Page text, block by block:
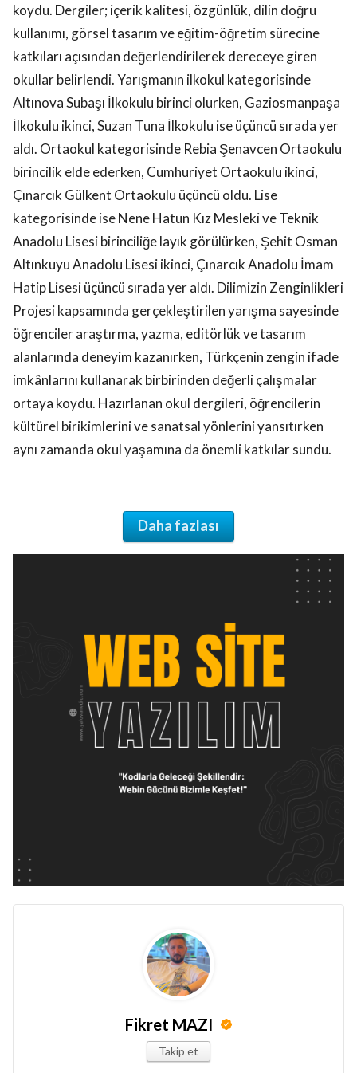
koydu. Dergiler; içerik kalitesi, özgünlük, dilin doğru
kullanımı, görsel tasarım ve eğitim-öğretim sürecine
katkıları açısından değerlendirilerek dereceye giren
okullar belirlendi. Yarışmanın ilkokul kategorisinde
Altınova Subaşı İlkokulu birinci olurken, Gaziosmanpaşa
İlkokulu ikinci, Suzan Tuna İlkokulu ise üçüncü sırada yer
aldı. Ortaokul kategorisinde Rebia Şenavcen Ortaokulu
birincilik elde ederken, Cumhuriyet Ortaokulu ikinci,
Çınarcık Gülkent Ortaokulu üçüncü oldu. Lise
kategorisinde ise Nene Hatun Kız Mesleki ve Teknik
Anadolu Lisesi birinciliğe layık görülürken, Şehit Osman
Altınkuyu Anadolu Lisesi ikinci, Çınarcık Anadolu İmam
Hatip Lisesi üçüncü sırada yer aldı. Dilimizin Zenginlikleri
Projesi kapsamında gerçekleştirilen yarışma sayesinde
öğrenciler araştırma, yazma, editörlük ve tasarım
alanlarında deneyim kazanırken, Türkçenin zengin ifade
imkânlarını kullanarak birbirinden değerli çalışmalar
ortaya koydu. Hazırlanan okul dergileri, öğrencilerin
kültürel birikimlerini ve sanatsal yönlerini yansıtırken
aynı zamanda okul yaşamına da önemli katkılar sundu.
Daha fazlası
Fikret MAZI
Takip et